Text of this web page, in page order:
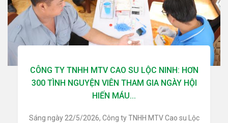
CÔNG TY TNHH MTV CAO SU LỘC NINH: HƠN
300 TÌNH NGUYỆN VIÊN THAM GIA NGÀY HỘI
HIẾN MÁU...
Sáng ngày 22/5/2026, Công ty TNHH MTV Cao su Lộc